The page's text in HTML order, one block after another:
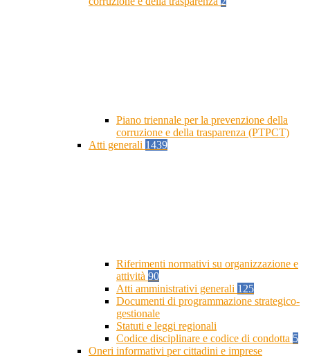
Piano triennale per la prevenzione della
corruzione e della trasparenza (PTPCT)
Atti generali 1439
Riferimenti normativi su organizzazione e
attività 90
Atti amministrativi generali 125
Documenti di programmazione strategico-
gestionale
Statuti e leggi regionali
Codice disciplinare e codice di condotta 5
Oneri informativi per cittadini e imprese